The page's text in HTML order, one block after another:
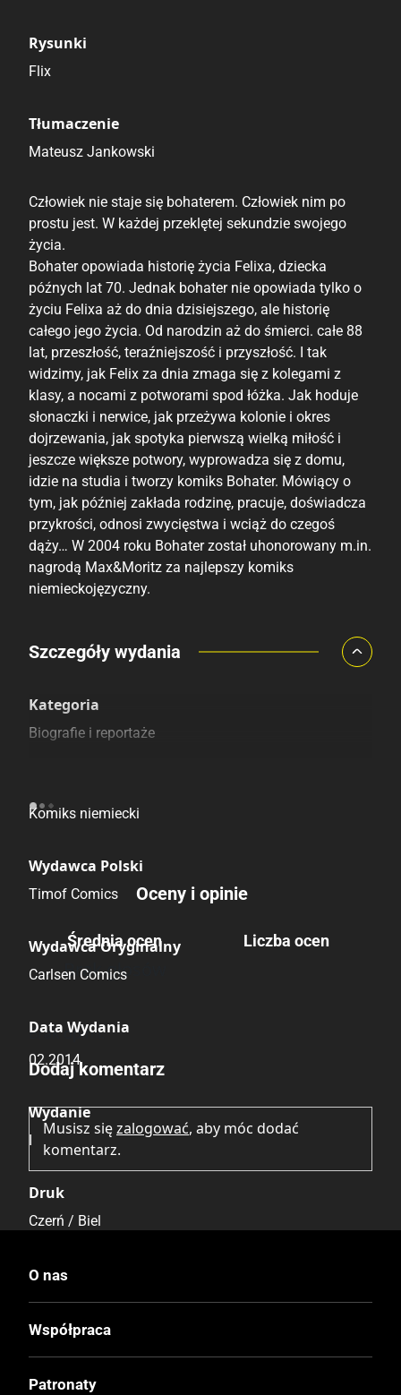
Rysunki
Flix
Tłumaczenie
Mateusz Jankowski
Człowiek nie staje się bohaterem. Człowiek nim po
prostu jest. W każdej przeklętej sekundzie swojego
życia.
Bohater opowiada historię życia Felixa, dziecka
późnych lat 70. Jednak bohater nie opowiada tylko o
życiu Felixa aż do dnia dzisiejszego, ale historię
całego jego życia. Od narodzin aż do śmierci. całe 88
lat, przeszłość, teraźniejszość i przyszłość. I tak
widzimy, jak Felix za dnia zmaga się z kolegami z
klasy, a nocami z potworami spod łóżka. Jak hoduje
słonaczki i nerwice, jak przeżywa kolonie i okres
dojrzewania, jak spotyka pierwszą wielką miłość i
jeszcze większe potwory, wyprowadza się z domu,
idzie na studia i tworzy komiks Bohater. Mówiący o
tym, jak później zakłada rodzinę, pracuje, doświadcza
przykrości, odnosi zwycięstwa i wciąż do czegoś
dąży… W 2004 roku Bohater został uhonorowany m.in.
nagrodą Max&Moritz za najlepszy komiks
niemieckojęzyczny.
Porównaj ceny
Szczegóły wydania
Kategoria
Biografie i reportaże
Komiks niemiecki
Wydawca Polski
Timof Comics
Wydawca Oryginalny
Carlsen Comics
Data Wydania
02.2014
Wydanie
I
Druk
Czerń / Biel
Oprawa
Miękka
Format
145x210 mm
Oceny i opinie
Średnia ocen
Brak głosów
Liczba ocen
Brak opinii.
Dodaj komentarz
Musisz sięzalogować, aby móc dodać
komentarz.
O nas
Współpraca
Patronaty